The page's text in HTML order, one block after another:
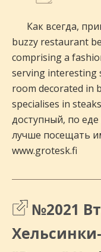
Как всегда,
buzzy restaurant
comprising a
serving interesting
room decorated in
specialises in
доступный, по
лучше посещать
www.grotesk.fi
№2021